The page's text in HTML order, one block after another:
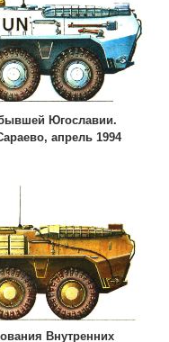
Югославии.
апрель 1994
Внутренних